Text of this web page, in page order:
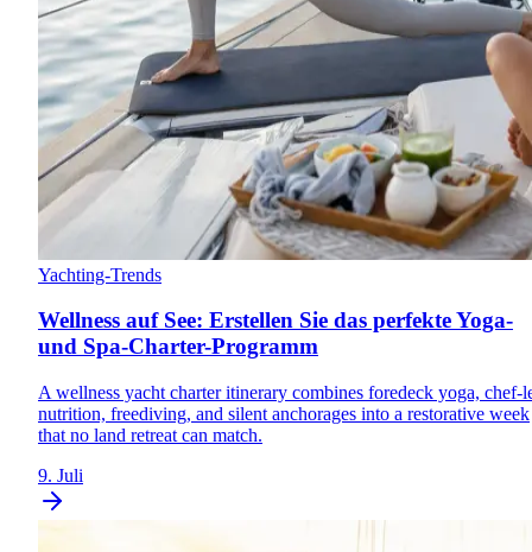
Yachting-Trends
Wellness auf See: Erstellen Sie das perfekte Yoga-
und Spa-Charter-Programm
A wellness yacht charter itinerary combines foredeck yoga, chef-
nutrition, freediving, and silent anchorages into a restorative week
that no land retreat can match.
9. Juli